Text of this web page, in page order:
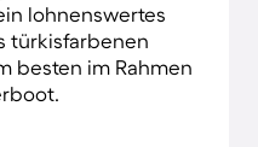
lohnenswertes
türkisfarbenen
besten im Rahmen